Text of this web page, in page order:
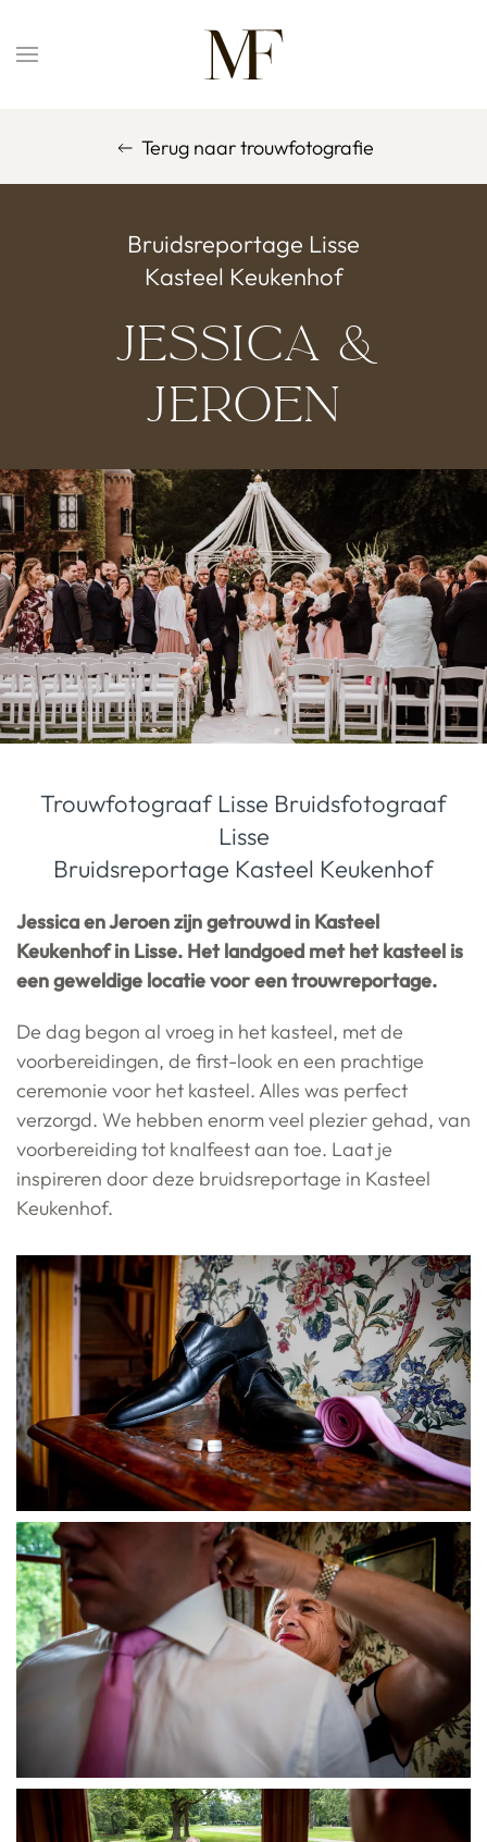
Overslaan en naar de inhoud gaan
Terug naar trouwfotografie
Bruidsreportage Lisse
Kasteel Keukenhof
Jessica &
Jeroen
Trouwfotograaf Lisse Bruidsfotograaf
Lisse
Bruidsreportage Kasteel Keukenhof
Jessica en Jeroen zijn getrouwd in Kasteel
Keukenhof in Lisse. Het landgoed met het kasteel is
een geweldige locatie voor een trouwreportage.
De dag begon al vroeg in het kasteel, met de
voorbereidingen, de first-look en een prachtige
ceremonie voor het kasteel. Alles was perfect
verzorgd. We hebben enorm veel plezier gehad, van
voorbereiding tot knalfeest aan toe. Laat je
inspireren door deze bruidsreportage in Kasteel
Keukenhof.